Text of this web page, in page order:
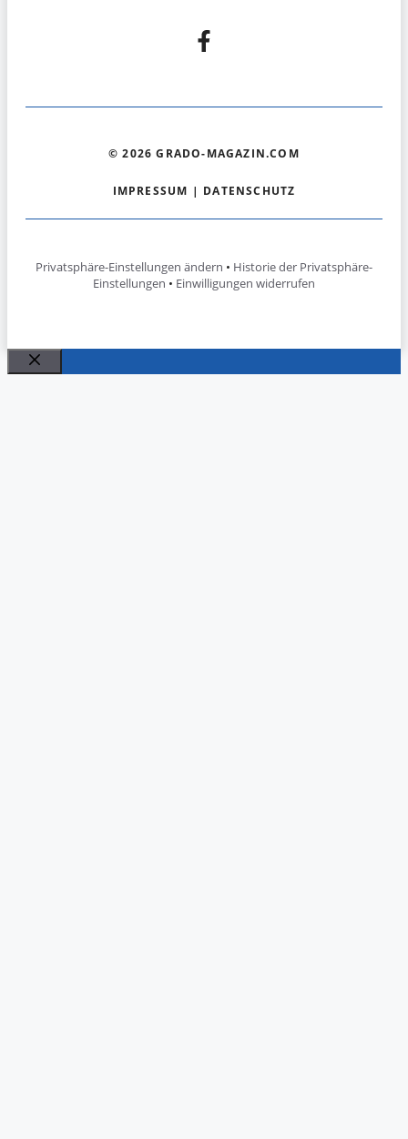
© 2026 GRADO-MAGAZIN.COM
IMPRESSUM | DATENSCHUTZ
Privatsphäre-Einstellungen ändern • Historie der Privatsphäre-
Einstellungen • Einwilligungen widerrufen
Schließen